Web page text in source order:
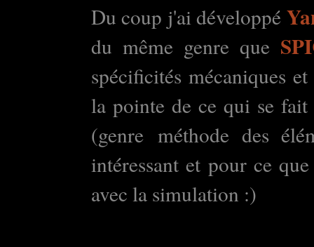
Du coup j'ai développé
du même genre que
spécificités mécaniques
la pointe de ce qui se
(genreméthode des
intéressant et pour ce
avec la simulation :)